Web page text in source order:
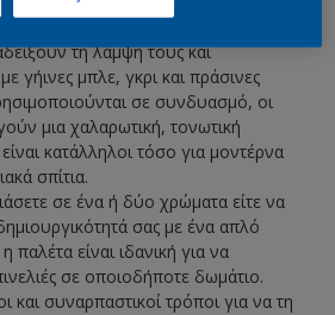
τη λάμψη τους και
γήινες μπλε, γκρι και πράσινες
σε συνδυασμό, οι
μια χαλαρωτική, τονωτική
κατάλληλοι τόσο για μοντέρνα
σπίτια.
σε ένα ή δύο χρώματα είτε να
σας με ένα απλό
παλέτα είναι ιδανική για να
σε οποιοδήποτε δωμάτιο.
και συναρπαστικοί τρόποι για να τη